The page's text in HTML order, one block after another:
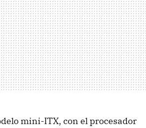
mini-ITX, con el procesador